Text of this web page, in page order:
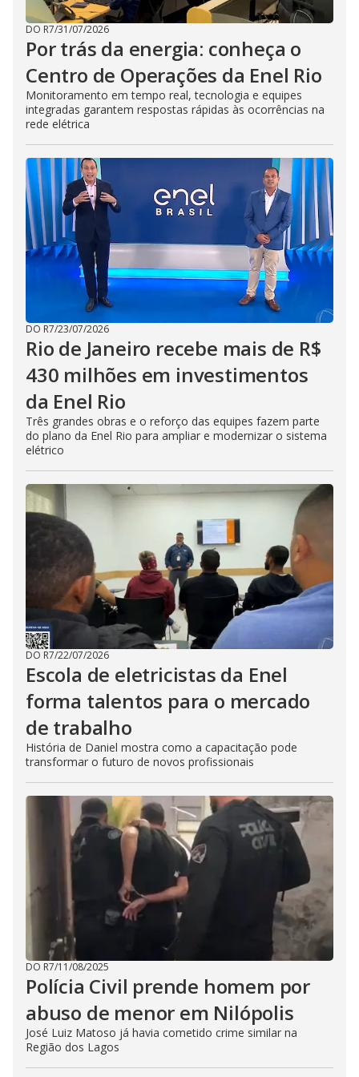
DO R7/31/07/2026
Por trás da energia: conheça o
Centro de Operações da Enel Rio
Monitoramento em tempo real, tecnologia e equipes
integradas garantem respostas rápidas às ocorrências na
rede elétrica
DO R7/23/07/2026
Rio de Janeiro recebe mais de R$
430 milhões em investimentos
da Enel Rio
Três grandes obras e o reforço das equipes fazem parte
do plano da Enel Rio para ampliar e modernizar o sistema
elétrico
DO R7/22/07/2026
Escola de eletricistas da Enel
forma talentos para o mercado
de trabalho
História de Daniel mostra como a capacitação pode
transformar o futuro de novos profissionais
DO R7/11/08/2025
Polícia Civil prende homem por
abuso de menor em Nilópolis
José Luiz Matoso já havia cometido crime similar na
Região dos Lagos